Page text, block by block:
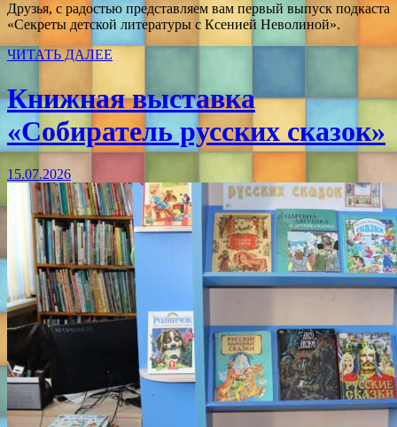
Друзья, с радостью представляем вам первый выпуск подкаста
«Секреты детской литературы с Ксенией Неволиной».
ЧИТАТЬ ДАЛЕЕ
Книжная выставка
«Собиратель русских сказок»
15.07.2026